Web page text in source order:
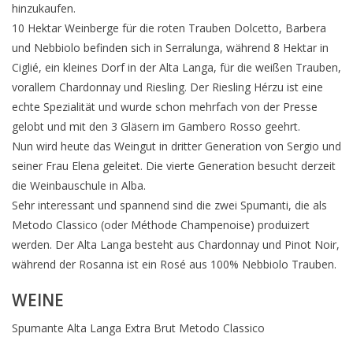
hinzukaufen.
10 Hektar Weinberge für die roten Trauben Dolcetto, Barbera
und Nebbiolo befinden sich in Serralunga, während 8 Hektar in
Ciglié, ein kleines Dorf in der Alta Langa, für die weißen Trauben,
vorallem Chardonnay und Riesling. Der Riesling Hérzu ist eine
echte Spezialität und wurde schon mehrfach von der Presse
gelobt und mit den 3 Gläsern im Gambero Rosso geehrt.
Nun wird heute das Weingut in dritter Generation von Sergio und
seiner Frau Elena geleitet. Die vierte Generation besucht derzeit
die Weinbauschule in Alba.
Sehr interessant und spannend sind die zwei Spumanti, die als
Metodo Classico (oder Méthode Champenoise) produizert
werden. Der Alta Langa besteht aus Chardonnay und Pinot Noir,
während der Rosanna ist ein Rosé aus 100% Nebbiolo Trauben.
WEINE
Spumante Alta Langa Extra Brut Metodo Classico